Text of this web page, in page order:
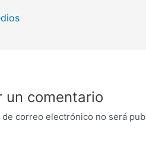
un comentario
correo electrónico no será